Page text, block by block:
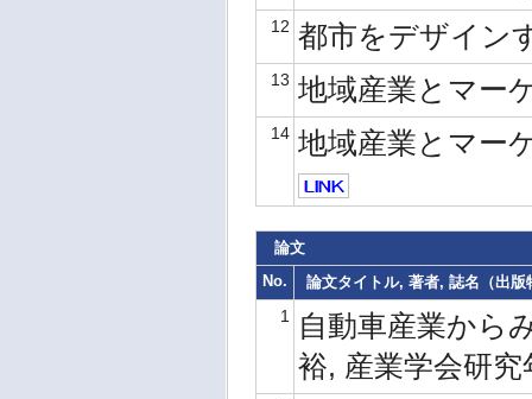
12 都市をデザイン
13 地域産業とマー
14 地域産業とマー
論文
No.
論文タイトル, 著者, 誌名（出
1
自動車産業から
裕, 産業学会研